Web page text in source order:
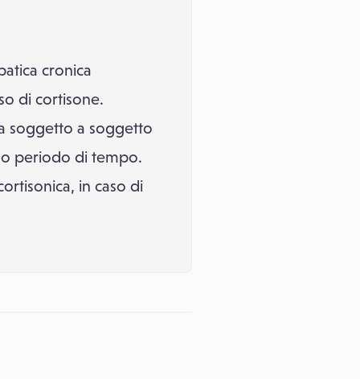
cronica
di cortisone.
soggetto a soggetto
periodo di tempo.
in caso di